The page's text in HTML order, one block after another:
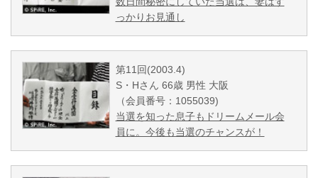
っかりお見通し
第11回(2003.4)
S・Hさん 66歳 男性 大阪
（会員番号：1055039)
当選を知った息子もドリームメール会
員に。今後も当選のチャンスが！